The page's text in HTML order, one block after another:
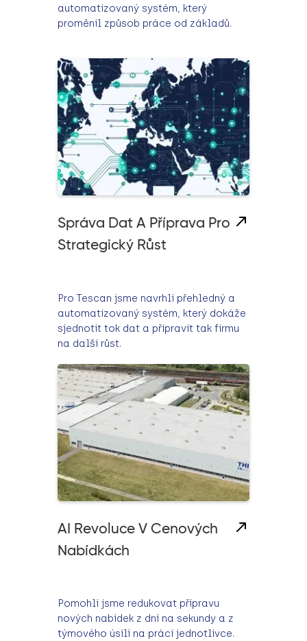
automatizovaný systém, který
proměnil způsob práce od základů.
Správa Dat A Příprava Pro
Strategický Růst
Pro Tescan jsme navrhli přehledný a
automatizovaný systém, který dokáže
sjednotit tok dat a připravit tak firmu
na další růst.
AI Revoluce V Cenových
Nabídkách
Pomohli jsme redukovat přípravu
nových nabídek z dní na sekundy a z
týmového úsilí na práci jednotlivce.